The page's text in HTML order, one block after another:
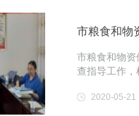
市粮食和物
市粮食和物资
查指导工作，
2020-05-21